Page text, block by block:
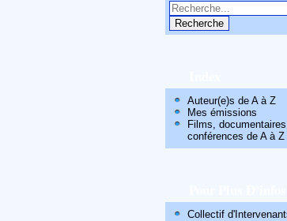
Auteur(e)s de A à Z
Mes émissions
Films,
conférences de A à Z
Collectif